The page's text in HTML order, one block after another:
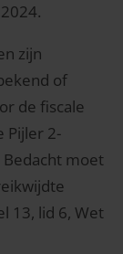
zijn
of
de fiscale
Pijler 2-
moet
13, lid 6, Wet